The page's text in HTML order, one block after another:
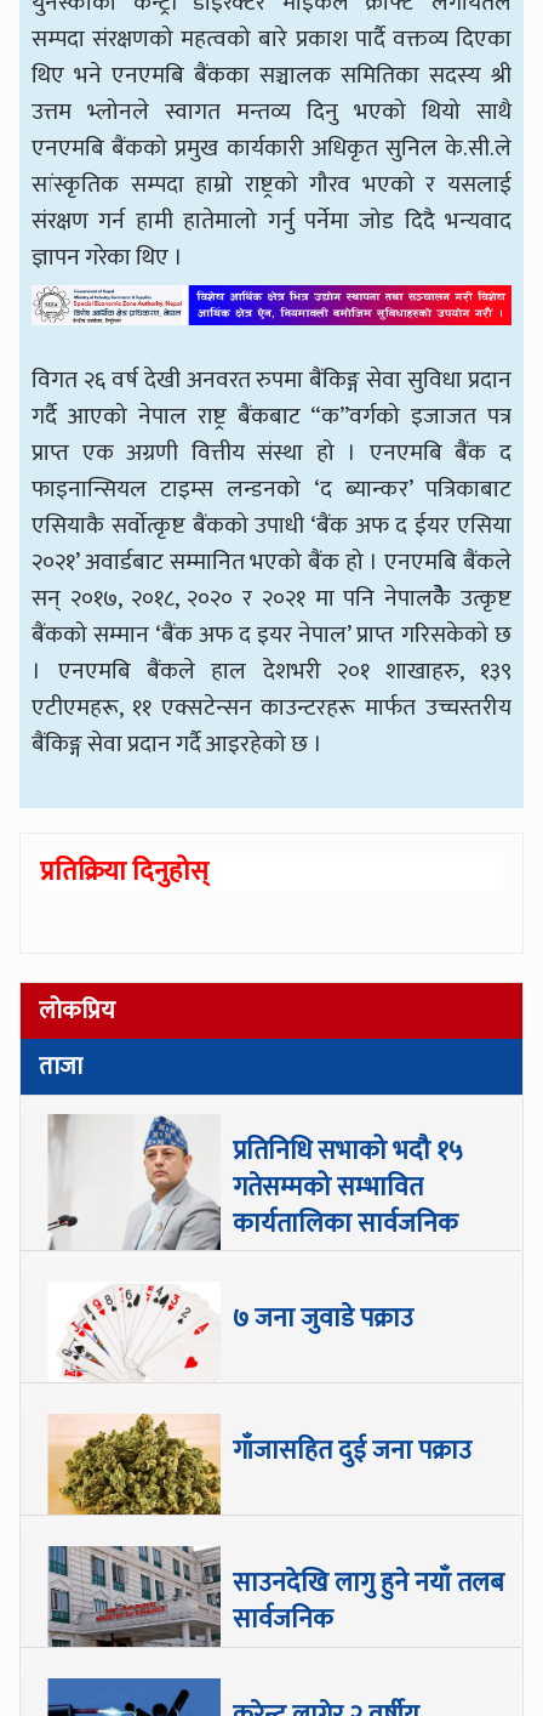
सम्पदा संरक्षणको महत्वको बारे प्रकाश पार्दै वक्तव्य दिएका
थिए भने एनएमबि बैंकका सञ्चालक समितिका सदस्य श्री
उत्तम भ्लोनले स्वागत मन्तव्य दिनु भएको थियो साथै
एनएमबि बैंकको प्रमुख कार्यकारी अधिकृत सुनिल के.सी.ले
सांस्कृतिक सम्पदा हाम्रो राष्ट्रको गौरव भएको र यसलाई
संरक्षण गर्न हामी हातेमालो गर्नु पर्नेमा जोड दिदै भन्यवाद
ज्ञापन गरेका थिए ।
विगत २६ वर्ष देखी अनवरत रुपमा बैंकिङ्ग सेवा सुविधा प्रदान
गर्दै आएको नेपाल राष्ट्र बैंकबाट “क”वर्गको इजाजत पत्र
प्राप्त एक अग्रणी वित्तीय संस्था हो । एनएमबि बैंक द
फाइनान्सियल टाइम्स लन्डनको ‘द ब्यान्कर’ पत्रिकाबाट
एसियाकै सर्वाेत्कृष्ट बैंकको उपाधी ‘बैंक अफ द ईयर एसिया
२०२१’ अवार्डबाट सम्मानित भएको बैंक हो । एनएमबि बैंकले
सन् २०१७, २०१८, २०२० र २०२१ मा पनि नेपालकैे उत्कृष्ट
बैंकको सम्मान ‘बैंक अफ द इयर नेपाल’ प्राप्त गरिसकेको छ
। एनएमबि बैंकले हाल देशभरी २०१ शाखाहरु, १३९
एटीएमहरू, ११ एक्सटेन्सन काउन्टरहरू मार्फत उच्चस्तरीय
बैंकिङ्ग सेवा प्रदान गर्दै आइरहेको छ ।
प्रतिक्रिया दिनुहोस्
लोकप्रिय
ताजा
प्रतिनिधि सभाको भदौ १५
गतेसम्मको सम्भावित
कार्यतालिका सार्वजनिक
७ जना जुवाडे पक्राउ
गाँजासहित दुई जना पक्राउ
साउनदेखि लागु हुने नयाँ तलब
सार्वजनिक